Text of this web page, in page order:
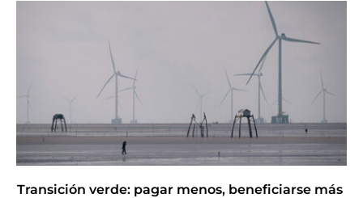
Transición verde: pagar menos, beneficiarse más